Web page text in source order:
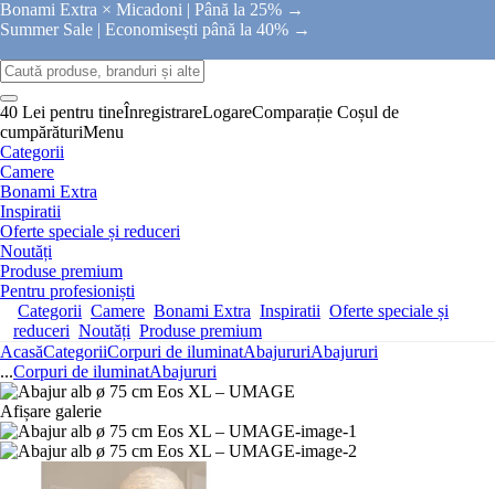
Bonami Extra × Micadoni | Până la 25% →
Summer Sale | Economisești până la 40% →
40 Lei pentru tineÎnregistrareLogareComparație Coșul de
cumpărăturiMenu
Categorii
Camere
Bonami Extra
Inspiratii
Oferte speciale și reduceri
Noutăți
Produse premium
Pentru profesioniști
Categorii Camere Bonami Extra Inspiratii Oferte speciale și
reduceri Noutăți Produse premium
AcasăCategoriiCorpuri de iluminatAbajururiAbajururi
...Corpuri de iluminatAbajururi
Afișare galerie